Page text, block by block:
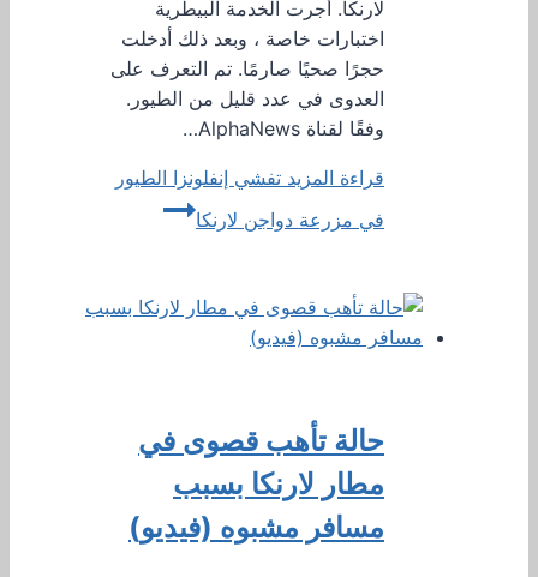
لارنكا. أجرت الخدمة البيطرية
اختبارات خاصة ، وبعد ذلك أدخلت
حجرًا صحيًا صارمًا. تم التعرف على
العدوى في عدد قليل من الطيور.
وفقًا لقناة AlphaNews…
قراءة المزيد تفشي إنفلونزا الطيور
في مزرعة دواجن لارنكا
حالة تأهب قصوى في
مطار لارنكا بسبب
مسافر مشبوه (فيديو)